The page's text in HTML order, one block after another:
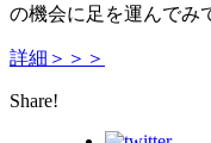
の機会に足を運んでみ
詳細＞＞＞
Share!